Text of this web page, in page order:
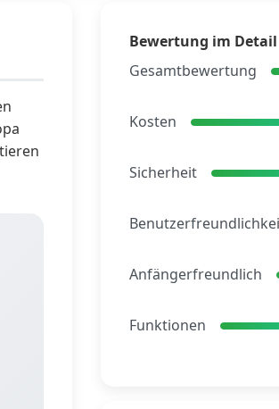
Bewertung im Detail
Gesamtbewertung
Kosten
Sicherheit
Anfängerfreundlich
Funktionen